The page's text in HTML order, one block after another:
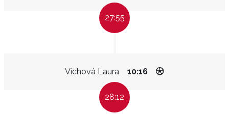
27:55
Víchová Laura 10:16
28:12